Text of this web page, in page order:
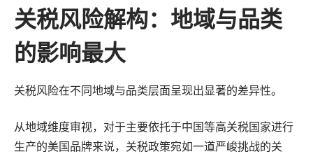
关税风险解构：地域与品类
的影响最大
关税风险在不同地域与品类层面呈现出显著的差异性。
从地域维度审视，对于主要依托于中国等高关税国家进行
生产的美国品牌来说，关税政策宛如一道严峻挑战的关